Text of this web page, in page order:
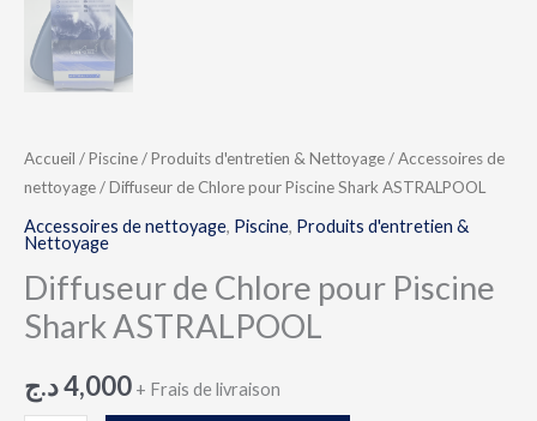
Accueil /Piscine/Produits d'entretien & Nettoyage/Accessoires de
nettoyage/ Diffuseur de Chlore pour Piscine Shark ASTRALPOOL
Accessoires de nettoyage, Piscine, Produits d'entretien &
Nettoyage
Diffuseur de Chlore pour Piscine
Shark ASTRALPOOL
4,000د.ج + Frais de livraison